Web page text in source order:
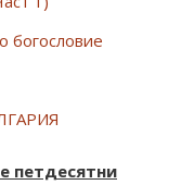
богословие
петдесятни